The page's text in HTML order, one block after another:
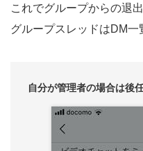
これでグループからの退
グループスレッドはDM一
自分が管理者の場合は後